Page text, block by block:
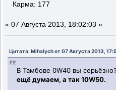
Карма: 177
« 07 Августа 2013, 18:02:03 »
Цитата: Mihalych от 07 Августа 2013,
В Тамбове 0W40 вы
ещё думаем, а так 10W50.